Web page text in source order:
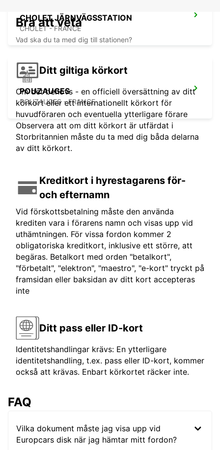
CHOLET JÄRNVÄGSSTATION
CHOLET - FRANCE
POUZAUGES
POUZAUGES - FRANCE
Bra att veta
Vad ska du ta med dig till stationen?
Ditt giltiga körkort
Om det behövs - en officiell översättning av ditt
körkort eller ett internationellt körkort för
huvudföraren och eventuella ytterligare förare
Observera att om ditt körkort är utfärdat i
Storbritannien måste du ta med dig båda delarna
av ditt körkort.
Kreditkort i hyrestagarens för-
och efternamn
Vid förskottsbetalning måste den använda
krediten vara i förarens namn och visas upp vid
uthämtningen. För vissa fordon kommer 2
obligatoriska kreditkort, inklusive ett större, att
begäras. Betalkort med orden "betalkort",
"förbetalt", "elektron", "maestro", "e-kort" tryckt på
framsidan eller baksidan av ditt kort accepteras
inte
Ditt pass eller ID-kort
Identitetshandlingar krävs: En ytterligare
identitetshandling, t.ex. pass eller ID-kort, kommer
också att krävas. Enbart körkortet räcker inte.
FAQ
Vilka dokument måste jag visa upp vid
Europcars disk när jag hämtar mitt fordon?